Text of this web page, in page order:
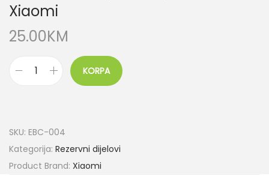
Xiaomi
25.00KM
KORPA
SKU: EBC-004
Kategorija: Rezervni dijelovi
Product Brand: Xiaomi